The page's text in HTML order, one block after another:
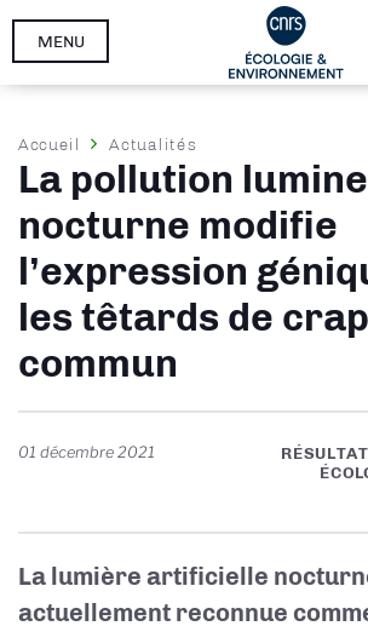
Aller
MENU
Fil
d'Ariane
Accueil Actualités
La pollution
nocturne modifie
l’expression
les têtards de
commun
01 décembre 2021
La lumière artificielle
actuellement reconnue